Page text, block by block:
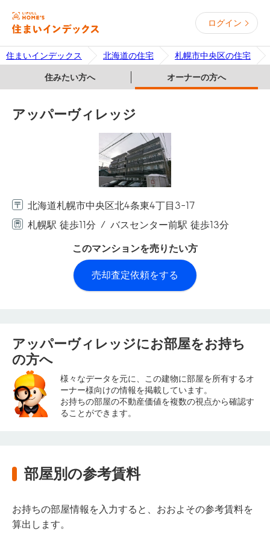
ログイン
住まいインデックス 北海道の住宅 札幌市中央区の住宅
住みたい方へ オーナーの方へ
アッパーヴィレッジ
このマンションを売りたい方
売却査定依頼をする
北海道札幌市中央区北4条東4丁目3-17
札幌駅 徒歩11分
バスセンター前駅 徒歩13分
アッパーヴィレッジにお部屋をお持ち
の方へ
様々なデータを元に、この建物に部屋を所有するオ
ーナー様向けの情報を掲載しています。
お持ちの部屋の不動産価値を複数の視点から確認す
ることができます。
部屋別の参考賃料
お持ちの部屋情報を入力すると、おおよその参考賃料を
算出します。